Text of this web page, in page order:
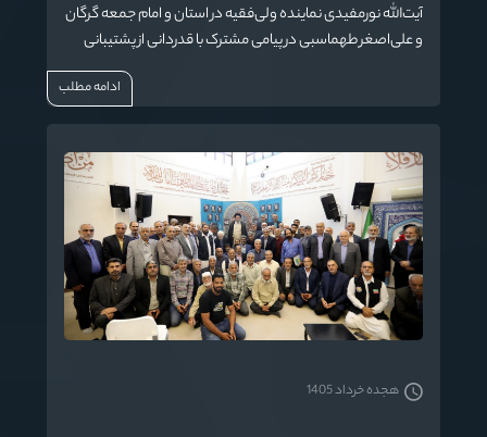
آیت‌الله نورمفیدی نماینده ولی‌فقیه در استان و امام جمعه گرگان
و علی‌اصغر طهماسبی در پیامی مشترک با قدردانی از پشتیبانی
کم‌نظیر مردم از نظام و میهن، بر حفظ و تقویت وحدت و انسجام
ادامه مطلب
هجده خرداد 1405